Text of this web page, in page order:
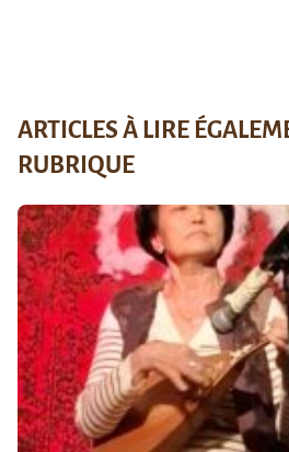
ARTICLES À LIRE
RUBRIQUE